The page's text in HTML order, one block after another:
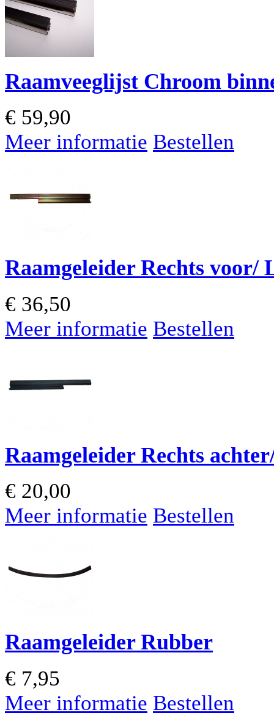
Raamveeglijst Chroom
€ 59,90
Meer informatie Bestellen
Raamgeleider Rechts voor/
€ 36,50
Meer informatie Bestellen
Raamgeleider Rechts
€ 20,00
Meer informatie Bestellen
Raamgeleider Rubber
€ 7,95
Meer informatie Bestellen